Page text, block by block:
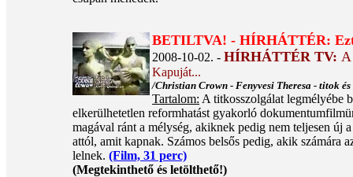
BETILTVA! - HÍRHÁTTÉR:
2008-10-02. - HÍRHÁTTÉR TV: A
Kapuját...
/Christian Crown - Fenyvesi Theresa - titok
Tartalom: A titkosszolgálat legmélyébe
elkerülhetetlen reformhatást gyakorló
magával ránt a mélység, akiknek pedig nem teljesen új
attól, amit kapnak. Számos belsős pedig, akik számára
lelnek. (Film, 31 perc)
(Megtekinthető és letölthető!)